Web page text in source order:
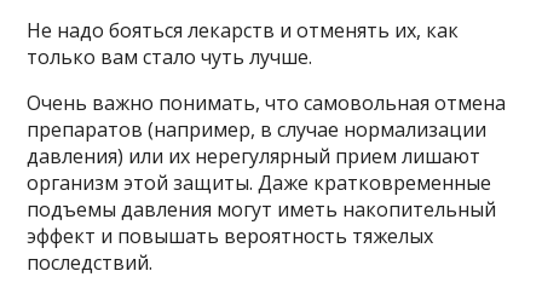
Не надо бояться лекарств и отменять их, как
только вам стало чуть лучше.
Очень важно понимать, что самовольная отмена
препаратов (например, в случае нормализации
давления) или их нерегулярный прием лишают
организм этой защиты. Даже кратковременные
подъемы давления могут иметь накопительный
эффект и повышать вероятность тяжелых
последствий.